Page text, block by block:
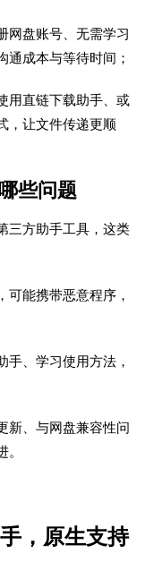
网盘账号、无需学习
通成本与等待时间；
用直链下载助手、或
，让文件传递更顺
些问题
三方助手工具，这类
可能携带恶意程序，
手、学习使用方法，
新、与网盘兼容性问
，原生支持